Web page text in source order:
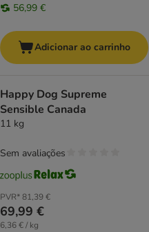
56,99 €
Adicionar ao carrinho
Happy Dog Supreme
Sensible Canada
11 kg
PVR*81,39 €
69,99 €
6,36 € / kg
Sem avaliações